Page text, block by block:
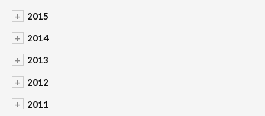
+ 2015
+ 2014
+ 2013
+ 2012
+ 2011